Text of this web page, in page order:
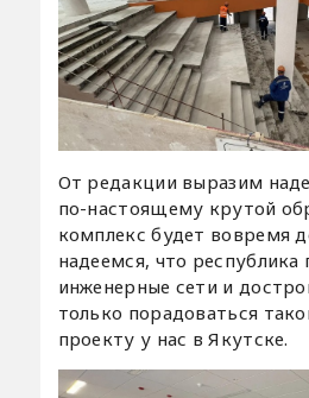
От редакции выразим
по-настоящему крутой
комплекс будет вовремя
надеемся, что республика
инженерные сети и
только порадоваться
проекту у нас в Якутске.